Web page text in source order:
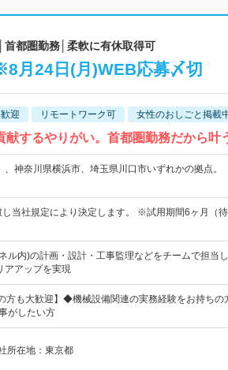
都圏勤務│柔軟に有休取得可
月24日(月)WEB応募〆切
迎 リモートワーク可 女性のおしごと掲載
するやりがい。首都圏勤務だから叶
神奈川県横浜市、埼玉県川口市いずれかの拠点。
当社規定により決定します。 ※試用期間6ヶ月（
ル内)の計画・設計・工事監理などをチームで担当
アアップを実現
方も大歓迎】◆機械設備関連の実務経験をお持ちの
がしたい方
所在地：東京都